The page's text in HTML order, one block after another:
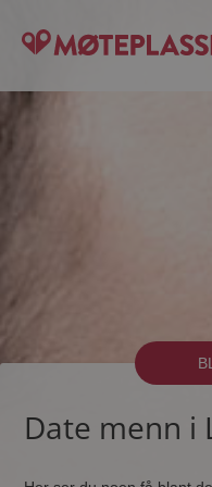
Date menn i